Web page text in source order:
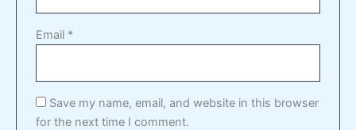
Email *
Save my name, email, and website in this browser
for the next time I comment.